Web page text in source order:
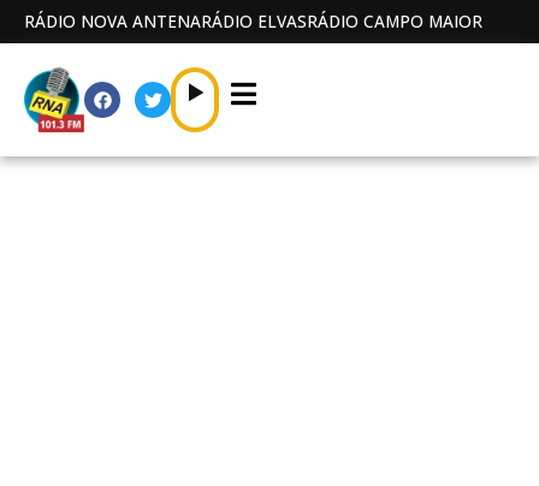
RÁDIO NOVA ANTENARÁDIO ELVASRÁDIO CAMPO MAIOR